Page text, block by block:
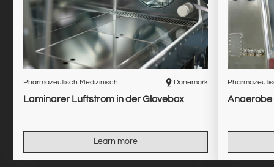
Pharmazeutisch Medizinisch Dänemark
Laminarer Luftstrom in der Glovebox
Learn more
Anaerobe